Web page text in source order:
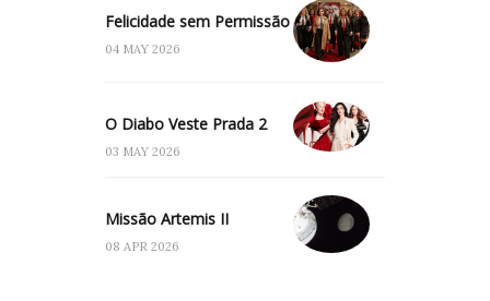
Felicidade sem Permissão
04 MAY 2026
O Diabo Veste Prada 2
03 MAY 2026
Missão Artemis II
08 APR 2026